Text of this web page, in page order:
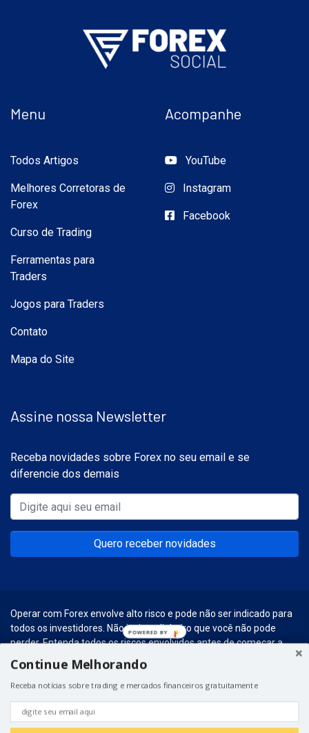
Menu
Todos Artigos
Melhores Corretoras de
Forex
Curso de Trading
Ferramentas para
Traders
Jogos para Traders
Contato
Mapa do Site
Acompanhe
YouTube
Instagram
Facebook
Assine nossa Newsletter
Receba novidades sobre Forex no seu email e se
diferencie dos demais
Quero receber novidades
Operar com Forex envolve alto risco e pode não ser indicado para
todos os investidores. Não invista dinheiro que você não pode
perder. Entenda todos os riscos envolvidos antes de começar a
realizar esse tipo de investimentos.
© 2026 – Forex Social. Graças aHospedagem para WordPress
Continue Melhorando
Receba notícias sobre trading e mercados financeiros gratuitamente
POWERED BY